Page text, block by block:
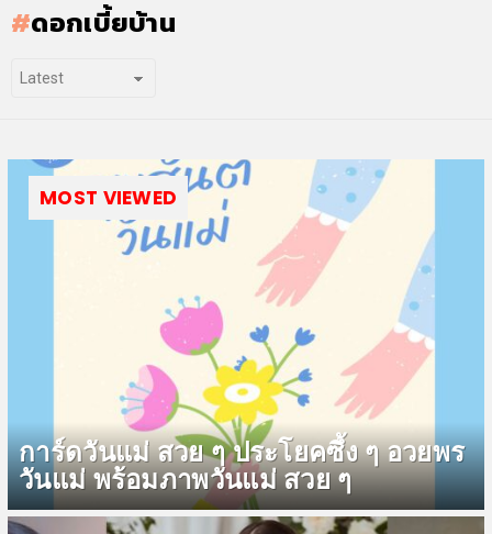
ดอกเบี้ยบ้าน
MOST VIEWED
การ์ดวันแม่ สวย ๆ ประโยคซึ้ง ๆ อวยพร
วันแม่ พร้อมภาพวันแม่ สวย ๆ